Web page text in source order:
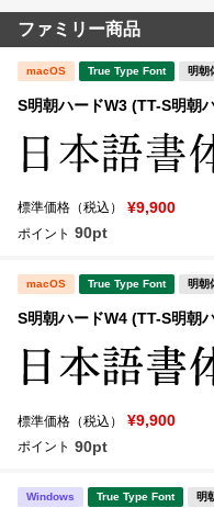
ファミリー商品
macOS True Type Font 明朝
S明朝ハードW3 (TT-S明朝
標準価格（税込） ¥9,900
ポイント 90pt
macOS True Type Font 明朝
S明朝ハードW4 (TT-S明朝
標準価格（税込） ¥9,900
ポイント 90pt
Windows True Type Font 明